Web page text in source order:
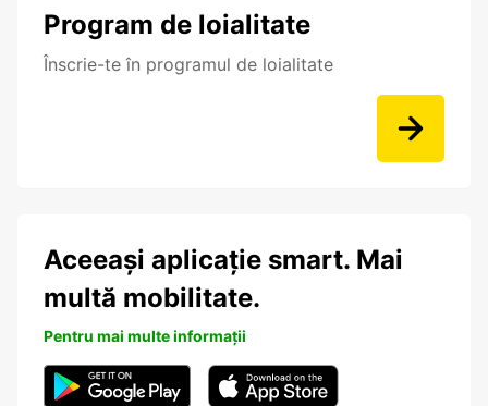
Program de loialitate
Înscrie-te în programul de loialitate
Aceeași aplicație smart. Mai
multă mobilitate.
Pentru mai multe informații